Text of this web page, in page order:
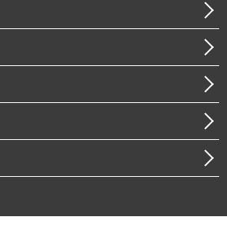
ーツ・スマートシティ
システム
）